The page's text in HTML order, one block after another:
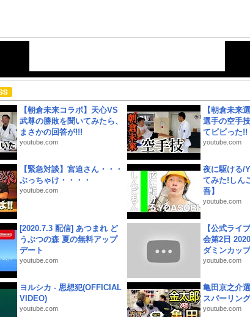
【朝倉未来コラボ】天心VS
武尊の勝敗を聞いてみたら、
まさかの回答が!!!
youtube.com
【朝倉未来
選手の空手
てビビった!!
youtube.com
【緊急対談】宮迫さん・・・
ぶっちゃけ・・・・
youtube.com
夜に駆ける/
てみた!しん
吾】
youtube.com
[2020.7.3 配信] あつまれ ど
うぶつの森 夏の無料アップ
デート
youtube.com
【公式ライ
会第2日
ダミンカッ
youtube.com
ヨルシカ - 思想犯(OFFICIAL
VIDEO)
youtube.com
亀田京之介
スパーリング
youtube.com